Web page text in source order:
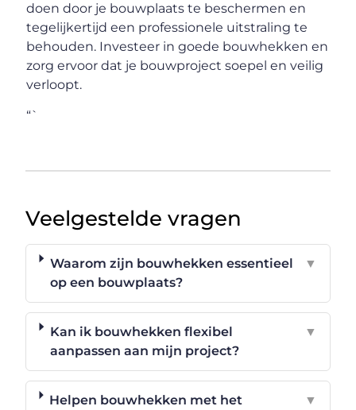
doen door je bouwplaats te beschermen en
tegelijkertijd een professionele uitstraling te
behouden. Investeer in goede bouwhekken en
zorg ervoor dat je bouwproject soepel en veilig
verloopt.
“`
Veelgestelde vragen
Waarom zijn bouwhekken essentieel
op een bouwplaats?
▼
Kan ik bouwhekken flexibel
aanpassen aan mijn project?
▼
Helpen bouwhekken met het
▼